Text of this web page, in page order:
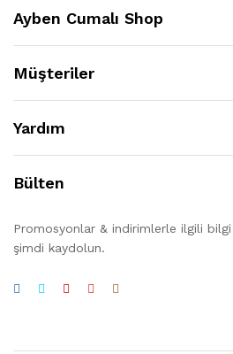
Ayben Cumalı Shop
Müşteriler
Yardım
Bülten
Promosyonlar & indirimlerle ilgili
şimdi kaydolun.